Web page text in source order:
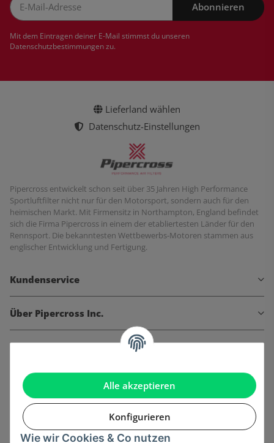
Alle akzeptieren
Konfigurieren
Wie wir Cookies & Co nutzen
Abonnieren
Mit dem Eintragen deiner E-Mail stimmst du unseren
Datenschutzbestimmungenzu.
Lieferland wählen
Datenschutz-Einstellungen
Pipercross entwickelt schon seit über 35 Jahren High Performance
Sportluftfilter nicht nur für den Motorsport, sondern auch für den
heimischen Markt. Mit Firmensitz in Northampton, England befindet
sich die Firma Pipercross in einem der etabliertesten Länder für den
Rennsport. Die bekanntesten Wettbewerbs-Motoren stammen aus
englischer Entwicklung und Fertigung.
Kundenservice
Über Pipercross Inc.
Informationen
Gesetzliche Informationen